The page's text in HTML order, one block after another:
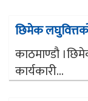
छिमेक
काठमाण्डौ
कार्यकारी...